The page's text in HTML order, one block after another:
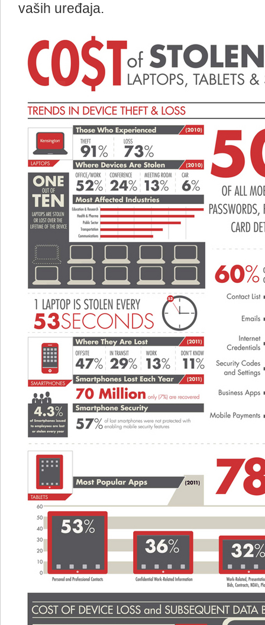
vaših uređaja.